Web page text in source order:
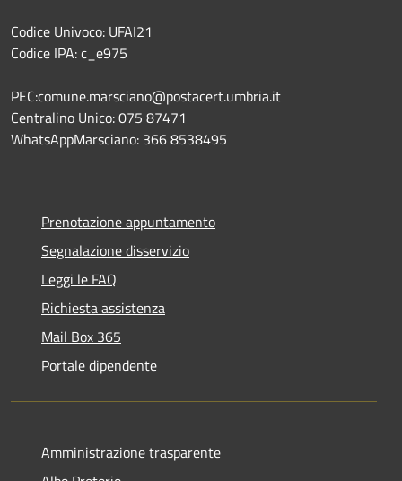
Codice Univoco: UFAI21
Codice IPA: c_e975
PEC:comune.marsciano@postacert.umbria.it
Centralino Unico: 075 87471
WhatsAppMarsciano: 366 8538495
Prenotazione appuntamento
Segnalazione disservizio
Leggi le FAQ
Richiesta assistenza
Mail Box 365
Portale dipendente
Amministrazione trasparente